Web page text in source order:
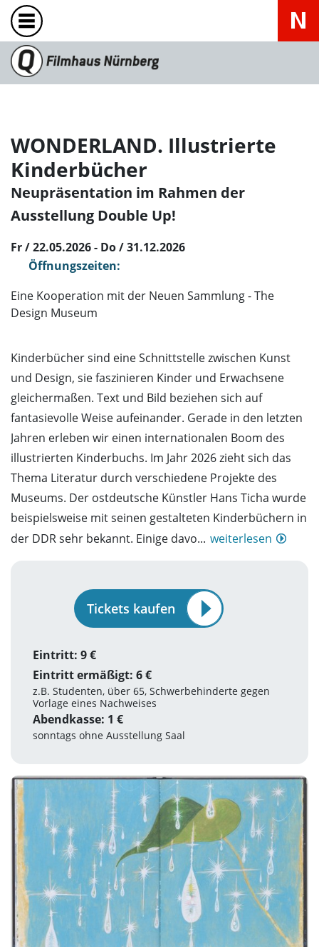
WONDERLAND. Illustrierte
Kinderbücher
Neupräsentation im Rahmen der
Ausstellung Double Up!
Fr / 22.05.2026 - Do / 31.12.2026
Öffnungszeiten:
Eine Kooperation mit der Neuen Sammlung - The
Design Museum
Kinderbücher sind eine Schnittstelle zwischen Kunst
und Design, sie faszinieren Kinder und Erwachsene
gleichermaßen. Text und Bild beziehen sich auf
fantasievolle Weise aufeinander. Gerade in den letzten
Jahren erleben wir einen internationalen Boom des
illustrierten Kinderbuchs. Im Jahr 2026 zieht sich das
Thema Literatur durch verschiedene Projekte des
Museums. Der ostdeutsche Künstler Hans Ticha wurde
beispielsweise mit seinen gestalteten Kinderbüchern in
der DDR sehr bekannt. Einige davo... weiterlesen
Tickets kaufen
Eintritt: 9 €
Eintritt ermäßigt: 6 €
z.B. Studenten, über 65, Schwerbehinderte gegen
Vorlage eines Nachweises
Abendkasse: 1 €
sonntags ohne Ausstellung Saal